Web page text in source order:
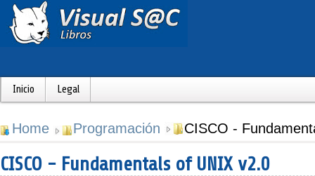
Inicio Legal
Home Programación CISCO -
CISCO - Fundamentals of UNIX v2.0